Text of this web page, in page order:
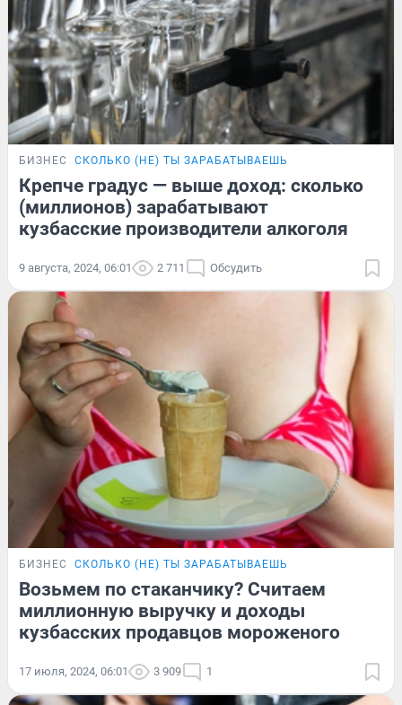
БИЗНЕС СКОЛЬКО (НЕ) ТЫ ЗАРАБАТЫВАЕШЬ
Крепче градус — выше доход: сколько
(миллионов) зарабатывают
кузбасские производители алкоголя
9 августа, 2024, 06:01 2 711 Обсудить
БИЗНЕС СКОЛЬКО (НЕ) ТЫ ЗАРАБАТЫВАЕШЬ
Возьмем по стаканчику? Считаем
миллионную выручку и доходы
кузбасских продавцов мороженого
17 июля, 2024, 06:01 3 909 1